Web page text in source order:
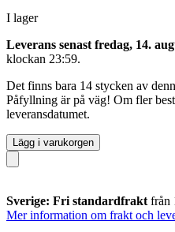
I lager
Leverans senast fredag, 14.
klockan 23:59.
Det finns bara 14 stycken av
Påfyllning är på väg! Om fler
leveransdatumet.
Lägg i varukorgen
Sverige: Fri standardfrakt från
Mer information om frakt och